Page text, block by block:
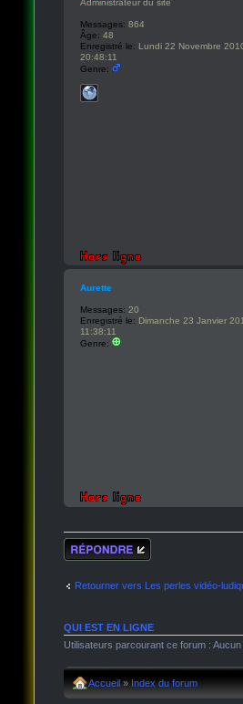
Administrateur du site
Messages: 864
Âge: 48
Enregistré le: Lundi 22 Novembre
20:48:11
Genre:
Aurette
Messages: 20
Enregistré le: Dimanche 23 Janvier
11:38:11
Genre:
Répondre
Retourner vers Les perles vidéo-
QUI EST EN LIGNE
Utilisateurs parcourant ce forum :
Accueil » Index du forum